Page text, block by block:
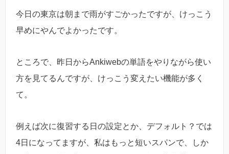
今日の東京は朝まで雨がすごかったですが、けっこう
早めにやんでよかったです。
ところで、昨日からAnkiwebの単語をやりながら使い
方を見てるんですが、けっこう変えたい機能が多く
て。
例えば次に復習する日の設定とか、デフォルト？では
4日になってますが、私はもっと短いスパンで、しか